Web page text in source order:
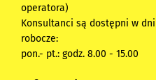
operatora)
Konsultanci są dostępni w dni
robocze:
pon.- pt.: godz. 8.00 - 15.00